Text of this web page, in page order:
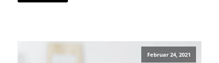
Februar 24, 2021